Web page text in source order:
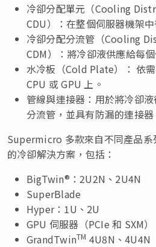
冷卻分配單元（Cooling
CDU）：在整個伺服器機架
冷卻分配分流管（Cooling
CDM）：將冷卻液供應給每
水冷板（Cold Plate）： 依
CPU 或 GPU 上。
管線與連接器：用於將冷卻
分流管，並具有防漏的連接器
Supermicro 多款來自不同產品系
的冷卻解決方案，包括：
BigTwin®：2U2N、2U4N
SuperBlade
Hyper：1U、2U
GPU 伺服器（PCIe 和 SXM）
GrandTwinTM 4U8N、4U4N